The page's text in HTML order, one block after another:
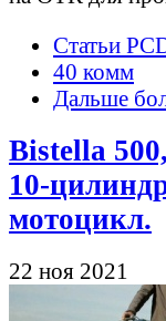
Статьи
40 комм
Дальше
Bistella
10-
мотоцикл.
22 ноя 2021